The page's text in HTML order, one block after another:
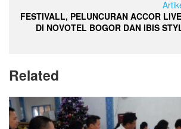
FESTIVALL, PELUNCURAN ACCOR
DI NOVOTEL BOGOR DAN IBIS
Related